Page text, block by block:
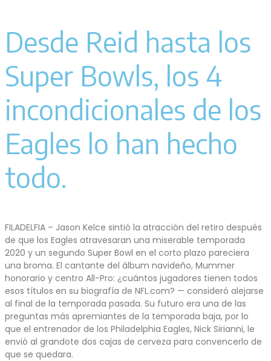
Desde Reid hasta los
Super Bowls, los 4
incondicionales de los
Eagles lo han hecho
todo.
FILADELFIA – Jason Kelce sintió la atracción del retiro después
de que los Eagles atravesaran una miserable temporada
2020 y un segundo Super Bowl en el corto plazo pareciera
una broma. El cantante del álbum navideño, Mummer
honorario y centro All-Pro: ¿cuántos jugadores tienen todos
esos títulos en su biografía de NFL.com? — consideró alejarse
al final de la temporada pasada. Su futuro era una de las
preguntas más apremiantes de la temporada baja, por lo
que el entrenador de los Philadelphia Eagles, Nick Sirianni, le
envió al grandote dos cajas de cerveza para convencerlo de
que se quedara.